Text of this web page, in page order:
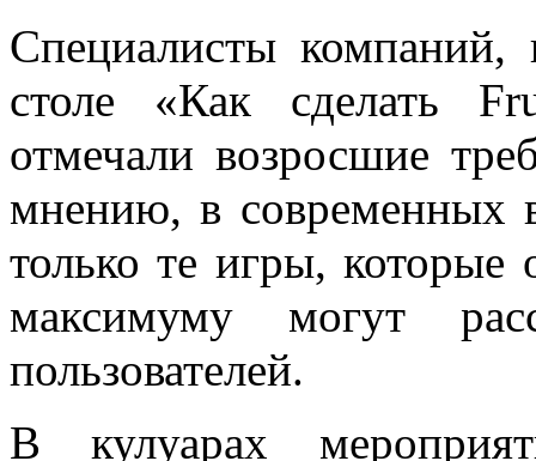
Специалисты компаний,
столе «Как сделать
отмечали возросшие
мнению, в современных
только те игры, которые
максимуму могут
пользователей.
В кулуарах